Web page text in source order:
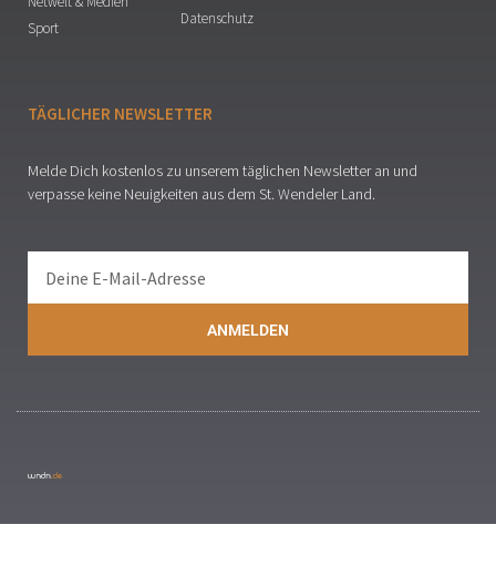
Sport
Datenschutz
TÄGLICHER NEWSLETTER
Melde Dich kostenlos zu unserem täglichen Newsletter an und
verpasse keine Neuigkeiten aus dem St. Wendeler Land.
ANMELDEN